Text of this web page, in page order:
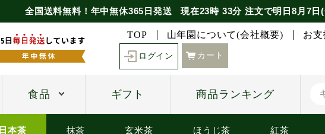
全国送料無料！年中無休365日発送 現在23時 33分 注文で明日8月7日
TOP 山年園について(会社概要) お
ログイン カート
食品 ギフト 商品ランキング
日本茶 抹茶 玄米茶 ほうじ茶 紅茶